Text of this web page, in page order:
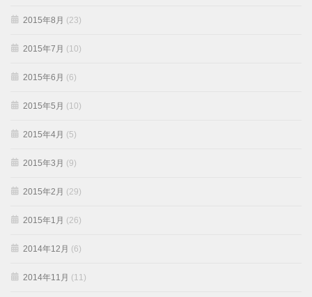
2015年8月 (23)
2015年7月 (10)
2015年6月 (6)
2015年5月 (10)
2015年4月 (5)
2015年3月 (9)
2015年2月 (29)
2015年1月 (26)
2014年12月 (6)
2014年11月 (11)